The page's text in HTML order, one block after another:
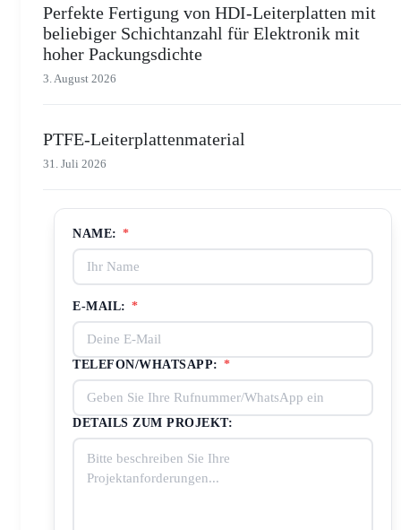
Perfekte Fertigung von HDI-Leiterplatten mit
beliebiger Schichtanzahl für Elektronik mit
hoher Packungsdichte
3. August 2026
PTFE-Leiterplattenmaterial
31. Juli 2026
NAME: *
E-MAIL: *
TELEFON/WHATSAPP: *
DETAILS ZUM PROJEKT: